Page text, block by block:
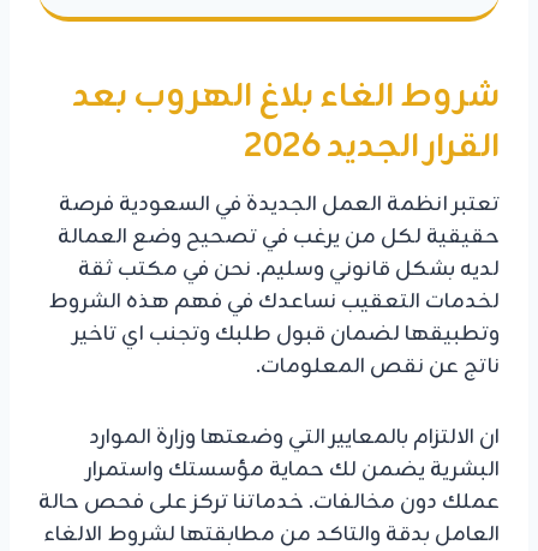
شروط الغاء بلاغ الهروب بعد
القرار الجديد 2026
تعتبر انظمة العمل الجديدة في السعودية فرصة
حقيقية لكل من يرغب في تصحيح وضع العمالة
لديه بشكل قانوني وسليم. نحن في مكتب ثقة
لخدمات التعقيب نساعدك في فهم هذه الشروط
وتطبيقها لضمان قبول طلبك وتجنب اي تاخير
ناتج عن نقص المعلومات.
ان الالتزام بالمعايير التي وضعتها وزارة الموارد
البشرية يضمن لك حماية مؤسستك واستمرار
عملك دون مخالفات. خدماتنا تركز على فحص حالة
العامل بدقة والتاكد من مطابقتها لشروط الالغاء